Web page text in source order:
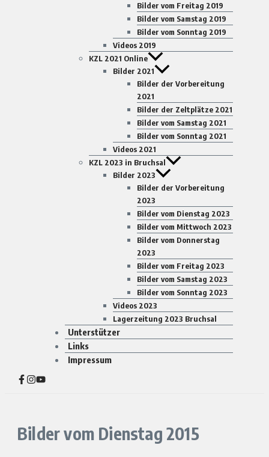
Bilder vom Freitag 2019
Bilder vom Samstag 2019
Bilder vom Sonntag 2019
Videos 2019
KZL 2021 Online
Bilder 2021
Bilder der Vorbereitung
2021
Bilder der Zeltplätze 2021
Bilder vom Samstag 2021
Bilder vom Sonntag 2021
Videos 2021
KZL 2023 in Bruchsal
Bilder 2023
Bilder der Vorbereitung
2023
Bilder vom Dienstag 2023
Bilder vom Mittwoch 2023
Bilder vom Donnerstag
2023
Bilder vom Freitag 2023
Bilder vom Samstag 2023
Bilder vom Sonntag 2023
Videos 2023
Lagerzeitung 2023 Bruchsal
Unterstützer
Links
Impressum
Bilder vom Dienstag 2015